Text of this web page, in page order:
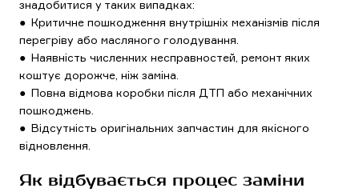
знадобитися у таких випадках:
● Критичне пошкодження внутрішніх механізмів після
перегріву або масляного голодування.
● Наявність численних несправностей, ремонт яких
коштує дорожче, ніж заміна.
● Повна відмова коробки після ДТП або механічних
пошкоджень.
● Відсутність оригінальних запчастин для якісного
відновлення.
Як відбувається процес заміни